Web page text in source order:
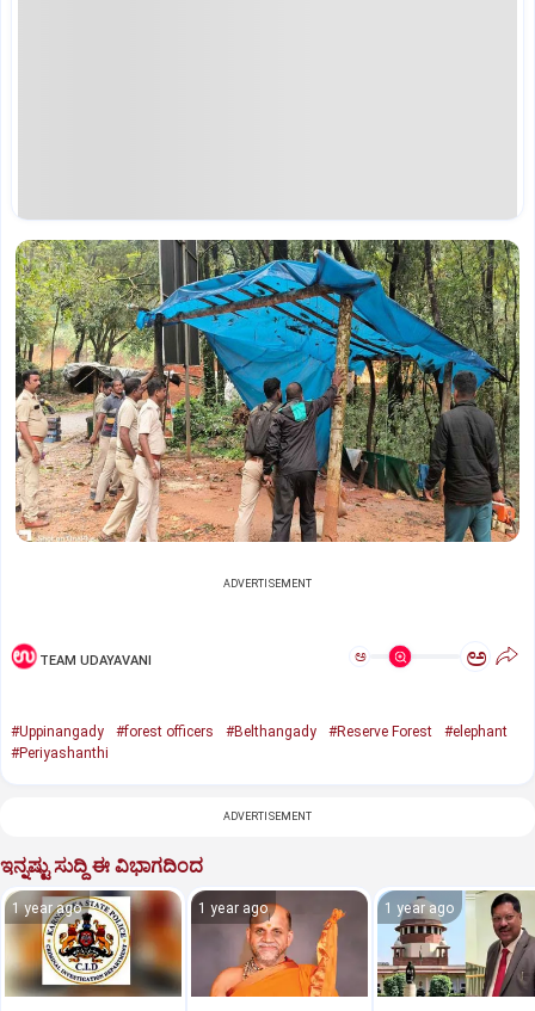
ADVERTISEMENT
TEAM UDAYAVANI ಅ ಅ
#Uppinangady #forest officers #Belthangady #Reserve Forest
#elephant
#Periyashanthi
ADVERTISEMENT
ಇನ್ನಷ್ಟು ಸುದ್ದಿ ಈ ವಿಭಾಗದಿಂದ
1 year ago 1 year ago 1 year ago